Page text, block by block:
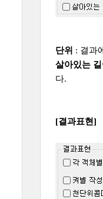
단위 : 결과
살아있는 길
다.
[결과표현]